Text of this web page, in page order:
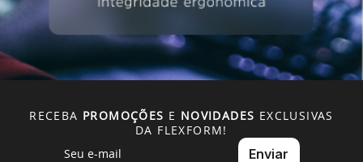
RECEBA PROMOÇÕES E NOVIDADES EXCLUSIVAS
DA FLEXFORM!